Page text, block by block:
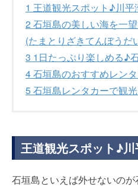
1 王道観光スポット♪川平
2 石垣島の美しい海を一
(たまとりざきてんぼうだ
3 1日たっぷり楽しめる♪
4石垣島のおすすめレンタ
5石垣島レンタカーで観
王道観光スポット♪
石垣島といえば外せないの